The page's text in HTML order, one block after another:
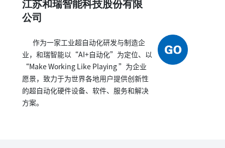
江苏和瑞智能科技股份有限
公司
作为一家工业超自动化研发与制造企
业，和瑞智能以“AI+自动化”为定位、以
“Make Working Like Playing ”为企业
愿景，致力于为世界各地用户提供创新性
的超自动化硬件设备、软件、服务和解决
方案。